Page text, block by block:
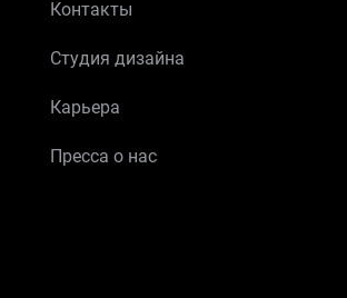
Контакты
Студия дизайна
Карьера
Пресса о нас